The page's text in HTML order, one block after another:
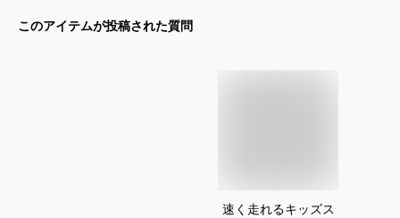
このアイテムが投稿された質問
速く走れるキッズス